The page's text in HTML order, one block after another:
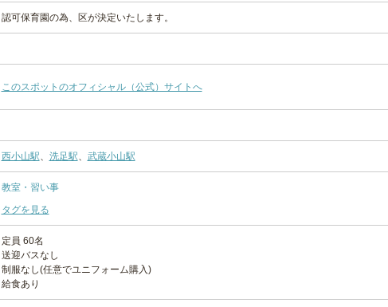
認可保育園の為、区が決定いたします。
このスポットのオフィシャル（公式）サイトへ
西小山駅、 洗足駅、 武蔵小山駅
教室・習い事
タグを見る
定員 60名
送迎バスなし
制服なし(任意でユニフォーム購入)
給食あり